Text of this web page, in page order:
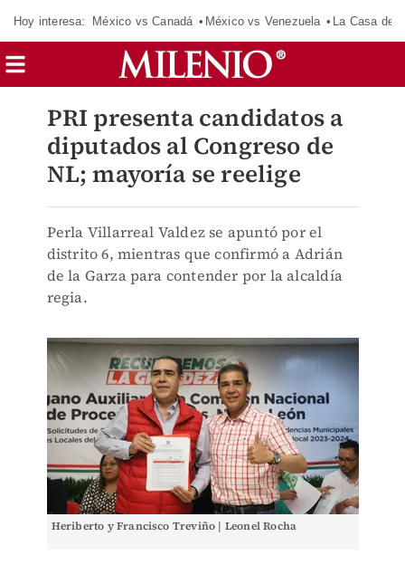
Hoy interesa: México vs Canadá México vs Venezuela La Casa de
PRI presenta candidatos a
diputados al Congreso de
NL; mayoría se reelige
Perla Villarreal Valdez se apuntó por el
distrito 6, mientras que confirmó a Adrián
de la Garza para contender por la alcaldía
regia.
Heriberto y Francisco Treviño | Leonel Rocha